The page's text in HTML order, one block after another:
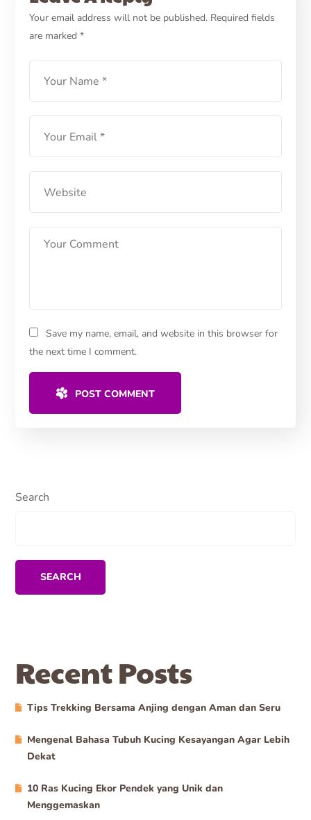
Kucing Muntah? Inilah
Penyebab dan Solusinya
LEARN MORE
Your email address will not be published. Required fields
are marked*
Save my name, email, and website in this browser for
the next time I comment.
POST COMMENT
Search
SEARCH
Recent Posts
Tips Trekking Bersama Anjing dengan Aman dan Seru
Mengenal Bahasa Tubuh Kucing Kesayangan Agar Lebih
Dekat
10 Ras Kucing Ekor Pendek yang Unik dan
Menggemaskan